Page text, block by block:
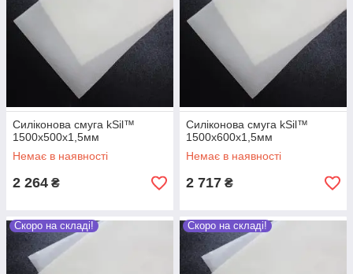
Силіконова смуга kSil™
1500х500х1,5мм
Немає в наявності
2 264 ₴
Силіконова смуга kSil™
1500х600х1,5мм
Немає в наявності
2 717 ₴
Скоро на складі! Скоро на складі!